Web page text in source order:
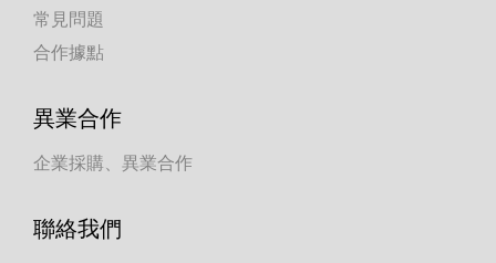
常見問題
合作據點
異業合作
企業採購、異業合作
聯絡我們